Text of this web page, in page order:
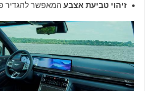
זיהוי טביעת אצבעהמאפשר להגדיר